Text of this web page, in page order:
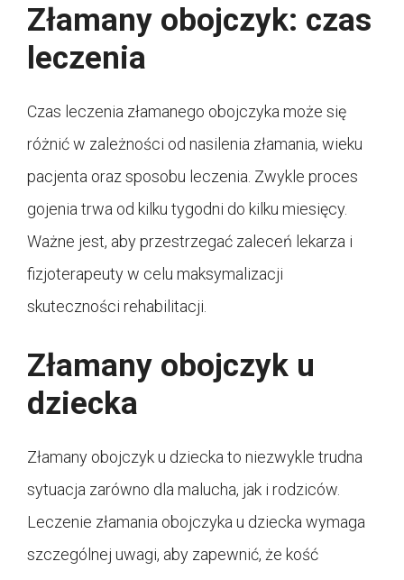
Złamany obojczyk: czas
leczenia
Czas leczenia złamanego obojczyka może się
różnić w zależności od nasilenia złamania, wieku
pacjenta oraz sposobu leczenia. Zwykle proces
gojenia trwa od kilku tygodni do kilku miesięcy.
Ważne jest, aby przestrzegać zaleceń lekarza i
fizjoterapeuty w celu maksymalizacji
skuteczności rehabilitacji.
Złamany obojczyk u
dziecka
Złamany obojczyk u dziecka to niezwykle trudna
sytuacja zarówno dla malucha, jak i rodziców.
Leczenie złamania obojczyka u dziecka wymaga
szczególnej uwagi, aby zapewnić, że kość